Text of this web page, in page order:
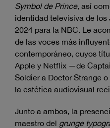
Symbol de Prince, así
identidad televisiva de
2024 para la NBC. Le
de las voces más
contemporáneo, cuyos
Apple y Netflix —de
Soldier a Doctor Strange
la estética audiovisual
Junto a ambos, la
maestro del grunge